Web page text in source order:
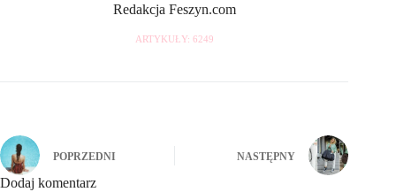
Redakcja Feszyn.com
ARTYKUŁY: 6249
POPRZEDNI NASTĘPNY
Dodaj komentarz